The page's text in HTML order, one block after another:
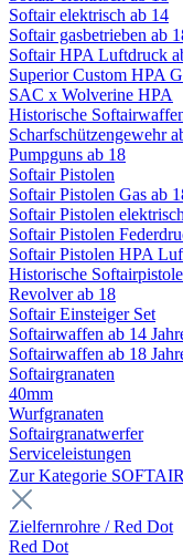
Softair elektrisch ab 14
Softair gasbetrieben ab
Softair HPA Luftdruck
Superior Custom HPA
SAC x Wolverine HPA
Historische
Scharfschützengewehr
Pumpguns ab 18
Softair Pistolen
Softair Pistolen Gas ab
Softair Pistolen
Softair Pistolen
Softair Pistolen HPA
Historische
Revolver ab 18
Softair Einsteiger Set
Softairwaffen ab 14
Softairwaffen ab 18
Softairgranaten
40mm
Wurfgranaten
Softairgranatwerfer
Serviceleistungen
Zur Kategorie
Zielfernrohre / Red Dot
Red Dot